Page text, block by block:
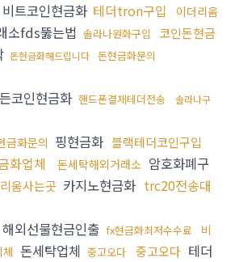
비트코인현금화 테더tron구입
이더리움
소fds뚫는법 솔라나원화구입
코인돈현금
돈현금화해드립니다 돈현금화문의
코인현금화 핸드폰결제테더전송
솔라나구
금화문의 핑현금화 블랙테더코인구입
화업체 돈세탁해외거래소 암호화폐구
움사는곳 카지노현금화 trc20전송대
해외선물현금인출 fx현금화최저수수료
비
돈세탁업체 중고오다 중고오다 테더